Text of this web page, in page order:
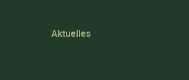
Aktuelles